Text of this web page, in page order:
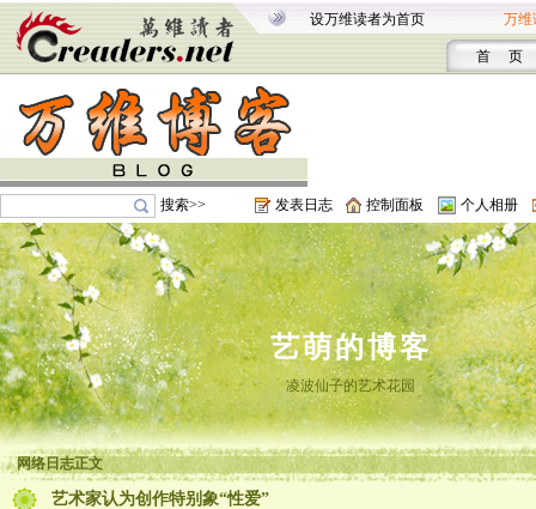
设万维读者为首页 万维
首 页
搜索>> 发表日志 控制面板 个人相册
艺萌的博客
凌波仙子的艺术花园
网络日志正文
艺术家认为创作特别象“性爱”